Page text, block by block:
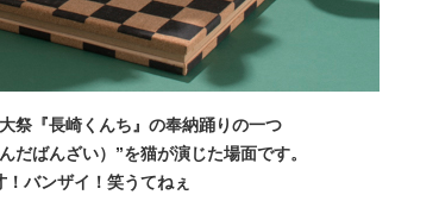
祭『長崎くんち』の奉納踊りの一つ
だばんざい）”を猫が演じた場面です。
！バンザイ！笑うてねぇ